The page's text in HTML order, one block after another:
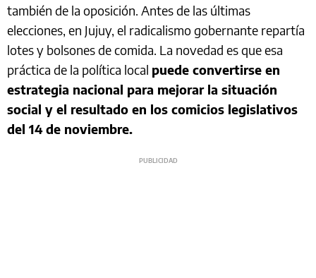
también de la oposición. Antes de las últimas
elecciones, en Jujuy, el radicalismo gobernante repartía
lotes y bolsones de comida. La novedad es que esa
práctica de la política local puede convertirse en
estrategia nacional para mejorar la situación
social y el resultado en los comicios legislativos
del 14 de noviembre.